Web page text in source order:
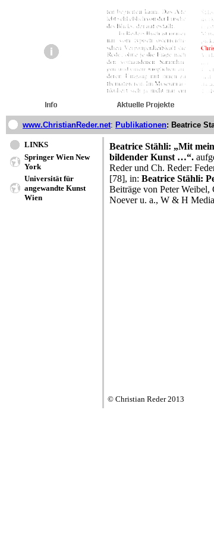
www.ChristianReder.net: Publikationen: Beatrice
LINKS
Springer Wien New
York
Universität für
angewandte Kunst
Wien
Beatrice Stähli: „Mit
bildender Kunst …“.
Reder und Ch. Reder:
[78], in: Beatrice Stähli:
Beiträge von Peter Weibel,
Noever u. a., W & H
© Christian Reder 2013